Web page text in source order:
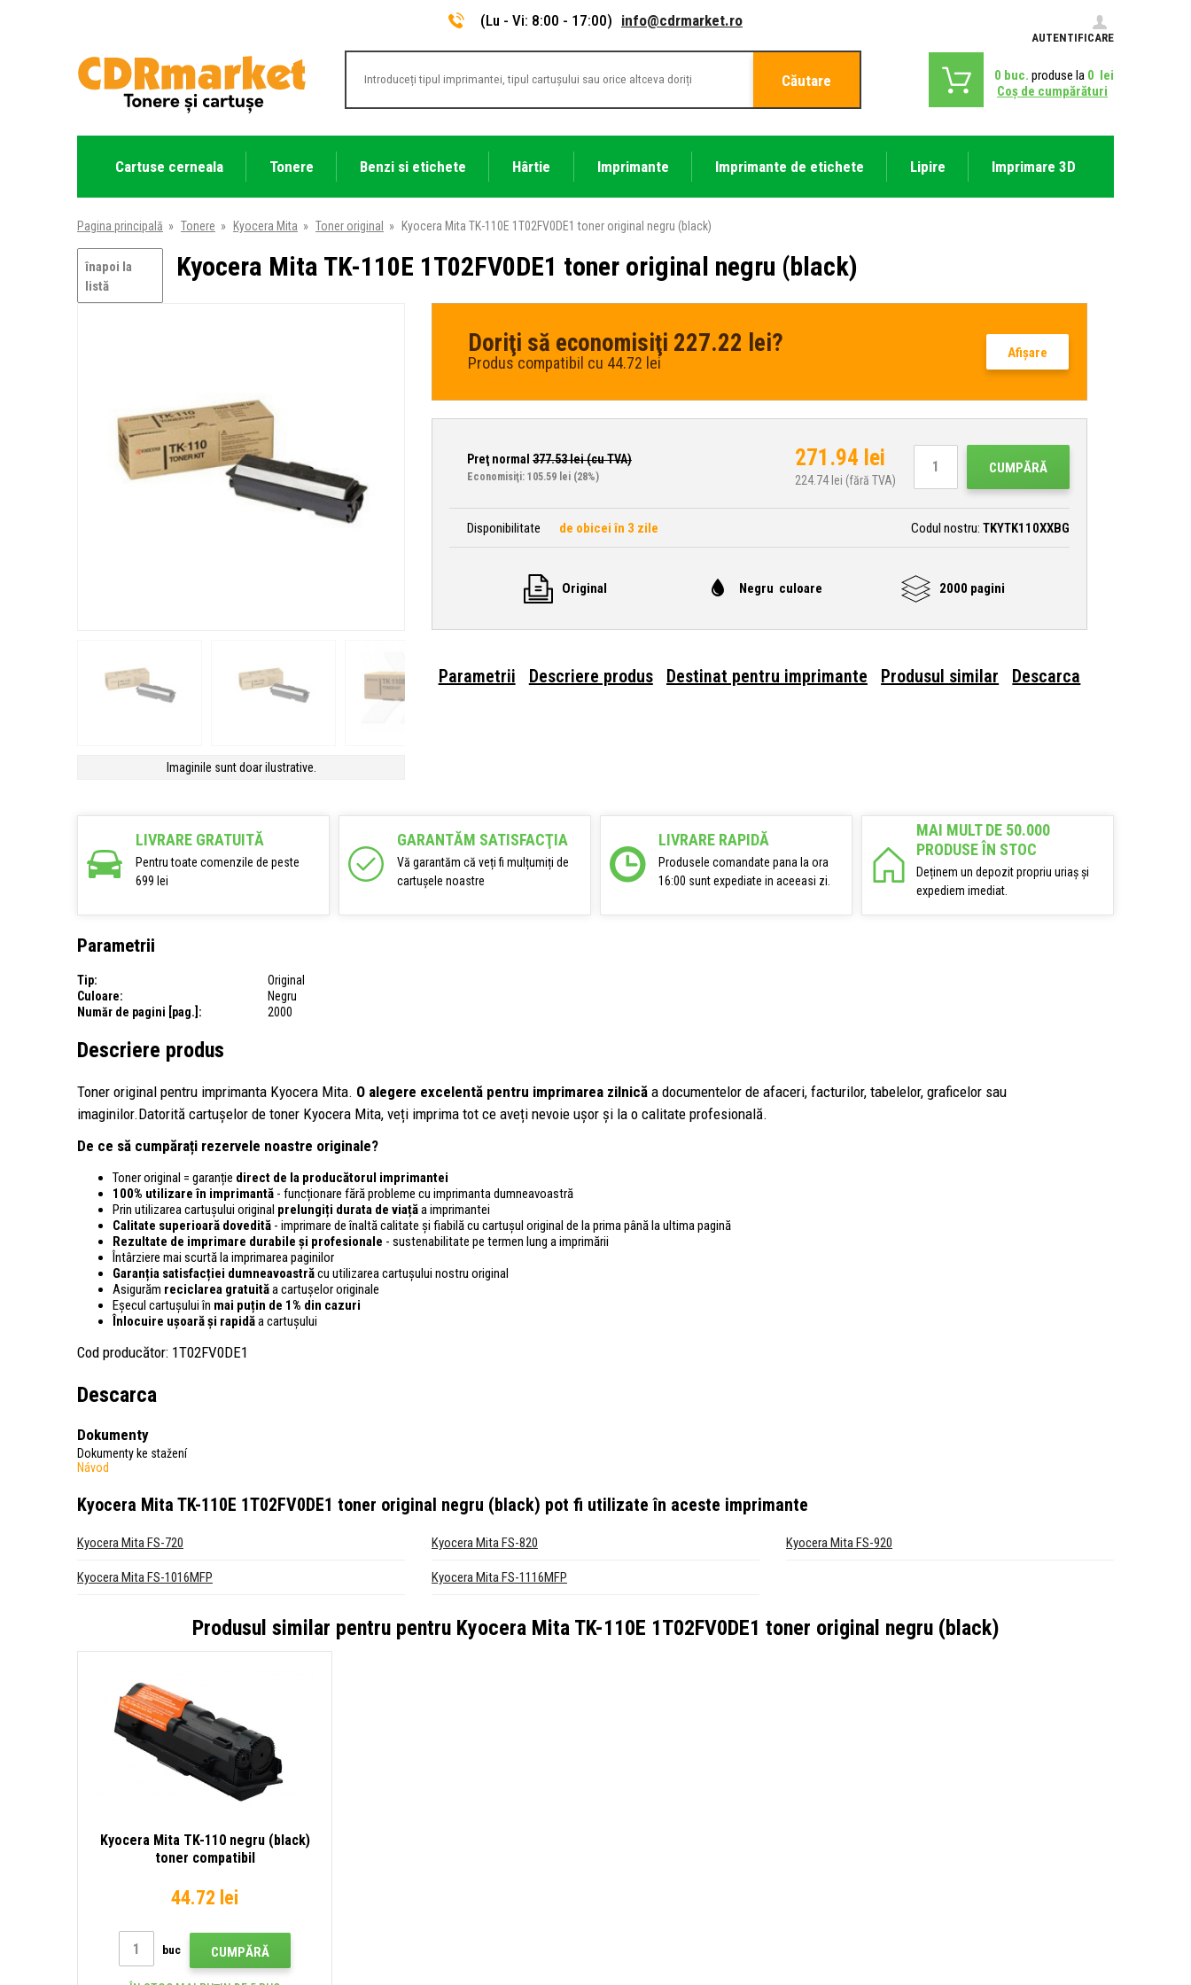
(Lu - Vi: 8:00 - 17:00) info@cdrmarket.ro
AUTENTIFICARE
Căutare 0 buc. produse la 0 lei
Coş de cumpărături
Cartuse cerneala Tonere Benzi si etichete Hârtie Imprimante Imprimante de etichete Lipire Imprimare 3D
Pagina principală » Tonere » Kyocera Mita » Toner original » Kyocera Mita TK-110E 1T02FV0DE1 toner original negru (black)
înapoi la
listă
Kyocera Mita TK-110E 1T02FV0DE1 toner original negru (black)
Imaginile sunt doar ilustrative.
Doriţi să economisiţi 227.22 lei?
Produs compatibil cu 44.72 lei
Afişare
Preţ normal 377.53lei (cu TVA)
Economisiţi: 105.59 lei (28%)
271.94 lei
224.74lei (fără TVA)
CUMPĂRĂ
Disponibilitate de obicei în 3 zile Codul nostru: TKYTK110XXBG
Original Negru culoare 2000 pagini
Parametrii Descriere produs Destinat pentru imprimante Produsul similar Descarca
LIVRARE GRATUITĂ
Pentru toate comenzile de peste
699 lei
GARANTĂM SATISFACŢIA
Vă garantăm că veți fi mulțumiți de
cartușele noastre
LIVRARE RAPIDĂ
Produsele comandate pana la ora
16:00 sunt expediate in aceeasi zi.
MAI MULT DE 50.000
PRODUSE ÎN STOC
Deținem un depozit propriu uriaș și
expediem imediat.
Parametrii
Tip:
Original
Culoare:
Negru
Număr de pagini [pag.]:
2000
Descriere produs
Toner original pentru imprimanta Kyocera Mita. O alegere excelentă pentru imprimarea zilnică a documentelor de afaceri, facturilor, tabelelor, graficelor sau
imaginilor.Datorită cartușelor de toner Kyocera Mita, veți imprima tot ce aveți nevoie ușor și la o calitate profesională.
De ce să cumpărați rezervele noastre originale?
Toner original = garanție direct de la producătorul imprimantei
100% utilizare în imprimantă - funcționare fără probleme cu imprimanta dumneavoastră
Prin utilizarea cartușului original prelungiți durata de viațăa imprimantei
Calitate superioară dovedită - imprimare de înaltă calitate și fiabilă cu cartușul original de la prima până la ultima pagină
Rezultate de imprimare durabile și profesionale - sustenabilitate pe termen lung a imprimării
Întârziere mai scurtă la imprimarea paginilor
Garanția satisfacției dumneavoastrăcu utilizarea cartușului nostru original
Asigurăm reciclarea gratuităa cartușelor originale
Eșecul cartușului în mai puțin de 1% din cazuri
Înlocuire ușoară și rapidăa cartușului
Cod producător: 1T02FV0DE1
Descarca
Dokumenty
Dokumenty ke stažení
Návod
Kyocera Mita TK-110E 1T02FV0DE1 toner original negru (black) pot fi utilizate în aceste imprimante
Kyocera Mita FS-720 Kyocera Mita FS-820 Kyocera Mita FS-920
Kyocera Mita FS-1016MFP Kyocera Mita FS-1116MFP
Produsul similar pentru pentru Kyocera Mita TK-110E 1T02FV0DE1 toner original negru (black)
Kyocera Mita TK-110 negru (black)
toner compatibil
44.72 lei
buc CUMPĂRĂ